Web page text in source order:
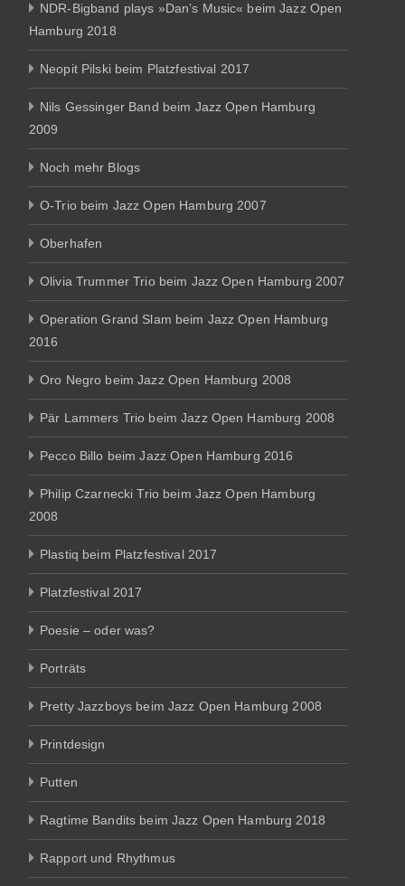
NDR-Bigband plays »Dan’s Music« beim Jazz Open
Hamburg 2018
Neopit Pilski beim Platzfestival 2017
Nils Gessinger Band beim Jazz Open Hamburg
2009
Noch mehr Blogs
O-Trio beim Jazz Open Hamburg 2007
Oberhafen
Olivia Trummer Trio beim Jazz Open Hamburg 2007
Operation Grand Slam beim Jazz Open Hamburg
2016
Oro Negro beim Jazz Open Hamburg 2008
Pär Lammers Trio beim Jazz Open Hamburg 2008
Pecco Billo beim Jazz Open Hamburg 2016
Philip Czarnecki Trio beim Jazz Open Hamburg
2008
Plastiq beim Platzfestival 2017
Platzfestival 2017
Poesie – oder was?
Porträts
Pretty Jazzboys beim Jazz Open Hamburg 2008
Printdesign
Putten
Ragtime Bandits beim Jazz Open Hamburg 2018
Rapport und Rhythmus